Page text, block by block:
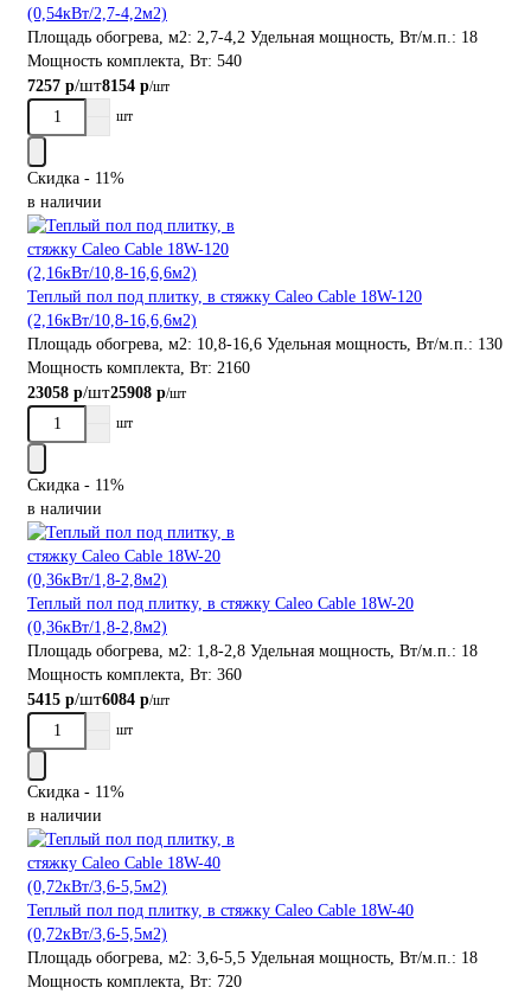
(0,54кВт/2,7-4,2м2)
Площадь обогрева, м2: 2,7-4,2 Удельная мощность, Вт/м.п.: 18
Мощность комплекта, Вт: 540
7257 р/шт8154 р/шт
шт
Скидка - 11%
в наличии
Теплый пол под плитку, в стяжку Caleo Cable 18W-120
(2,16кВт/10,8-16,6,6м2)
Площадь обогрева, м2: 10,8-16,6 Удельная мощность, Вт/м.п.: 130
Мощность комплекта, Вт: 2160
23058 р/шт25908 р/шт
шт
Скидка - 11%
в наличии
Теплый пол под плитку, в стяжку Caleo Cable 18W-20
(0,36кВт/1,8-2,8м2)
Площадь обогрева, м2: 1,8-2,8 Удельная мощность, Вт/м.п.: 18
Мощность комплекта, Вт: 360
5415 р/шт6084 р/шт
шт
Скидка - 11%
в наличии
Теплый пол под плитку, в стяжку Caleo Cable 18W-40
(0,72кВт/3,6-5,5м2)
Площадь обогрева, м2: 3,6-5,5 Удельная мощность, Вт/м.п.: 18
Мощность комплекта, Вт: 720